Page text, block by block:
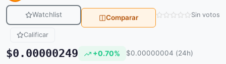
Watchlist Comparar Sin votos
Calificar
$0.00000249 +0.70% $0.00000004 (24h)